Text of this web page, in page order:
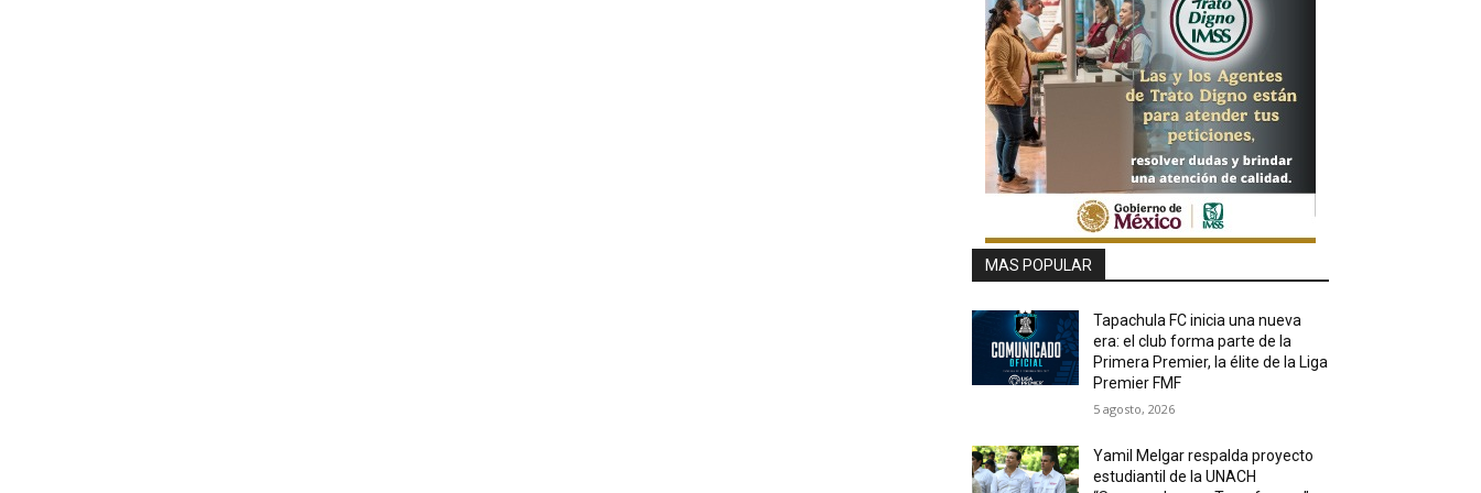
MAS POPULAR
Tapachula FC inicia una nueva
era: el club forma parte de la
Primera Premier, la élite de la Liga
Premier FMF
5 agosto, 2026
Yamil Melgar respalda proyecto
estudiantil de la UNACH